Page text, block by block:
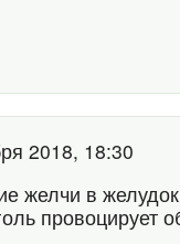
2018, 18:30
желчи в
провоцирует